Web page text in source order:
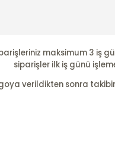
maksimum 3 iş
siparişler ilk iş günü
verildikten sonra